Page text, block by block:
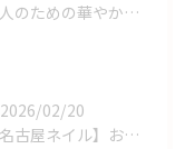
大人のための華やかラメピンクネイル
2026/02/20
【名古屋ネイル】お持ち込みニュアンスアート×春フラワーデザイン